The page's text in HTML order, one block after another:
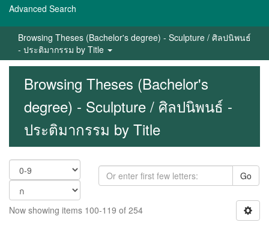
Advanced Search
Browsing Theses (Bachelor's degree) - Sculpture / ศิลปนิพนธ์
- ประติมากรรม by Title
Browsing Theses (Bachelor's
degree) - Sculpture / ศิลปนิพนธ์ -
ประติมากรรม by Title
Go
Now showing items 100-119 of 254